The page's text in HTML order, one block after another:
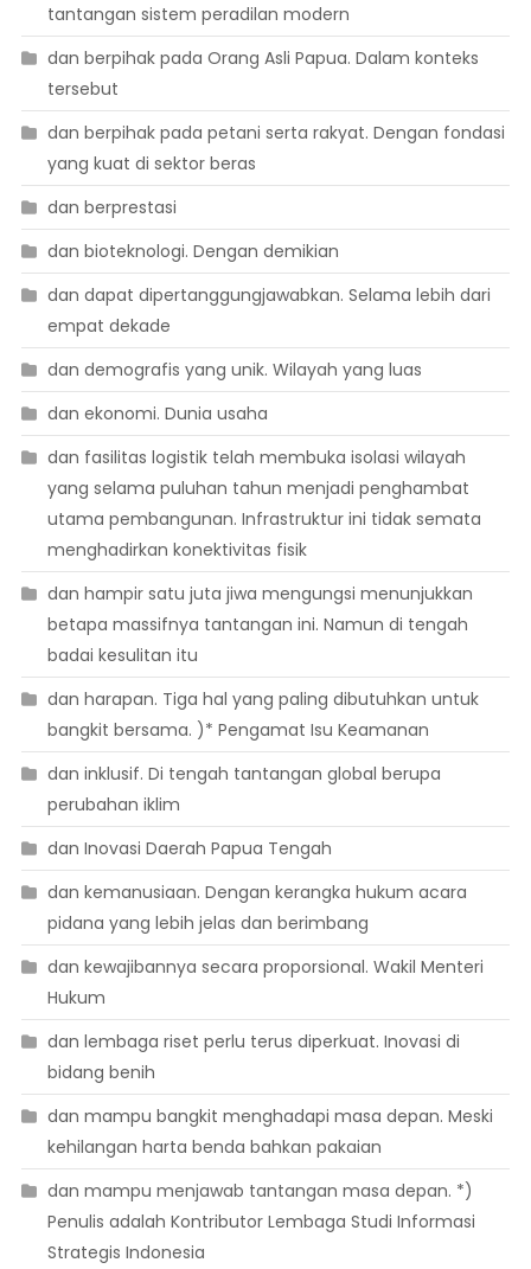
tantangan sistem peradilan modern
dan berpihak pada Orang Asli Papua. Dalam konteks
tersebut
dan berpihak pada petani serta rakyat. Dengan fondasi
yang kuat di sektor beras
dan berprestasi
dan bioteknologi. Dengan demikian
dan dapat dipertanggungjawabkan. Selama lebih dari
empat dekade
dan demografis yang unik. Wilayah yang luas
dan ekonomi. Dunia usaha
dan fasilitas logistik telah membuka isolasi wilayah
yang selama puluhan tahun menjadi penghambat
utama pembangunan. Infrastruktur ini tidak semata
menghadirkan konektivitas fisik
dan hampir satu juta jiwa mengungsi menunjukkan
betapa massifnya tantangan ini. Namun di tengah
badai kesulitan itu
dan harapan. Tiga hal yang paling dibutuhkan untuk
bangkit bersama. )* Pengamat Isu Keamanan
dan inklusif. Di tengah tantangan global berupa
perubahan iklim
dan Inovasi Daerah Papua Tengah
dan kemanusiaan. Dengan kerangka hukum acara
pidana yang lebih jelas dan berimbang
dan kewajibannya secara proporsional. Wakil Menteri
Hukum
dan lembaga riset perlu terus diperkuat. Inovasi di
bidang benih
dan mampu bangkit menghadapi masa depan. Meski
kehilangan harta benda bahkan pakaian
dan mampu menjawab tantangan masa depan. *)
Penulis adalah Kontributor Lembaga Studi Informasi
Strategis Indonesia